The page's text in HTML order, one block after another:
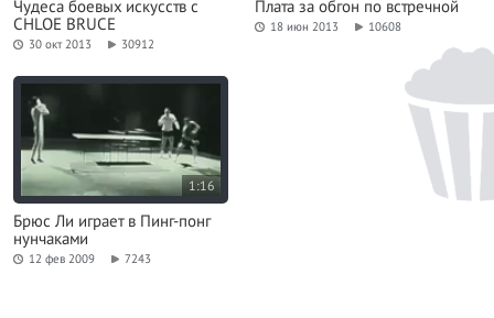
Чудеса боевых искусств с
CHLOE BRUCE
30 окт 2013 30912
Плата за обгон по встречной
18 июн 2013 10608
1:16
Брюс Ли играет в Пинг-понг
нунчаками
12 фев 2009 7243